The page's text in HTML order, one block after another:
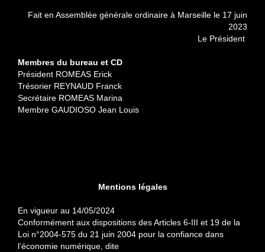
Fait en Assemblée générale ordinaire à Marseille le 17 juin
2023
Le Président
Membres du bureau et CD
Président ROMEAS Erick
Trésorier REYNAUD Franck
Secrétaire ROMEAS Marina
Membre GAUDIOSO Jean Louis
Mentions légales
En vigueur au 14/05/2024
Conformément aux dispositions des Articles 6-III et 19 de la
Loi n°2004-575 du 21 juin 2004 pour la confiance dans
l’économie numérique, dite